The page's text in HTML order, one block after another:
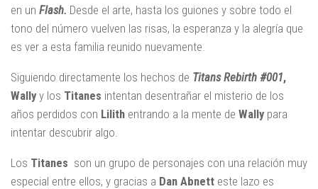
en un Flash. Desde el arte, hasta los guiones y sobre todo el
tono del número vuelven las risas, la esperanza y la alegría que
es ver a esta familia reunido nuevamente.
Siguiendo directamente los hechos de Titans Rebirth #001,
Wally y los Titanes intentan desentrañar el misterio de los
años perdidos con Lilith entrando a la mente de Wally para
intentar descubrir algo.
Los Titanes son un grupo de personajes con una relación muy
especial entre ellos, y gracias a Dan Abnett este lazo es